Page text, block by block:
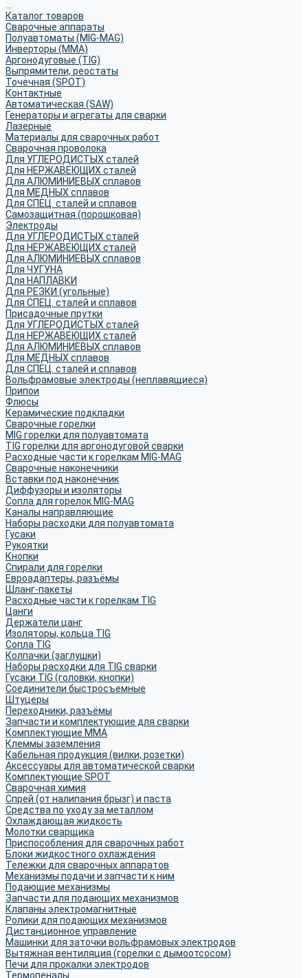
Каталог товаров
Сварочные аппараты
Полуавтоматы (MIG-MAG)
Инверторы (MMA)
Аргонодуговые (TIG)
Выпрямители, реостаты
Точечная (SPOT)
Контактные
Автоматическая (SAW)
Генераторы и агрегаты для сварки
Лазерные
Материалы для сварочных работ
Сварочная проволока
Для УГЛЕРОДИСТЫХ сталей
Для НЕРЖАВЕЮЩИХ сталей
Для АЛЮМИНИЕВЫХ сплавов
Для МЕДНЫХ сплавов
Для СПЕЦ. сталей и сплавов
Самозащитная (порошковая)
Электроды
Для УГЛЕРОДИСТЫХ сталей
Для НЕРЖАВЕЮЩИХ сталей
Для АЛЮМИНИЕВЫХ сплавов
Для ЧУГУНА
Для НАПЛАВКИ
Для РЕЗКИ (угольные)
Для СПЕЦ. сталей и сплавов
Присадочные прутки
Для УГЛЕРОДИСТЫХ сталей
Для НЕРЖАВЕЮЩИХ сталей
Для АЛЮМИНИЕВЫХ сплавов
Для МЕДНЫХ сплавов
Для СПЕЦ. сталей и сплавов
Вольфрамовые электроды (неплавящиеся)
Припои
Флюсы
Керамические подкладки
Сварочные горелки
MIG горелки для полуавтомата
TIG горелки для аргонодуговой сварки
Расходные части к горелкам MIG-MAG
Сварочные наконечники
Вставки под наконечник
Диффузоры и изоляторы
Сопла для горелок MIG-MAG
Каналы направляющие
Наборы расходки для полуавтомата
Гусаки
Рукоятки
Кнопки
Спирали для горелки
Евроадаптеры, разъёмы
Шланг-пакеты
Расходные части к горелкам TIG
Цанги
Держатели цанг
Изоляторы, кольца TIG
Сопла TIG
Колпачки (заглушки)
Наборы расходки для TIG сварки
Гусаки TIG (головки, кнопки)
Соединители быстросъемные
Штуцеры
Переходники, разъёмы
Запчасти и комплектующие для сварки
Комплектующие ММА
Клеммы заземления
Кабельная продукция (вилки, розетки)
Аксессуары для автоматической сварки
Комплектующие SPOT
Сварочная химия
Спрей (от налипания брызг) и паста
Средства по уходу за металлом
Охлаждающая жидкость
Молотки сварщика
Приспособления для сварочных работ
Блоки жидкостного охлаждения
Тележки для сварочных аппаратов
Механизмы подачи и запчасти к ним
Подающие механизмы
Запчасти для подающих механизмов
Клапаны электромагнитные
Ролики для подающих механизмов
Дистанционное управление
Машинки для заточки вольфрамовых электродов
Вытяжная вентиляция (горелки с дымоотсосом)
Печи для прокалки электродов
Термопеналы